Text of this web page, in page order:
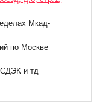
Мкад-
по Москве
и тд